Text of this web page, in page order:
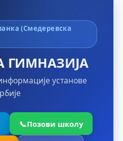
(Смедеревска
ГИМНАЗИЈА
установе
📞Позови школу